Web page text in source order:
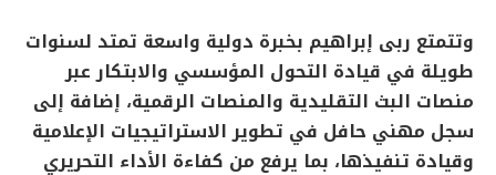
وتتمتع ربى إبراهيم بخبرة دولية واسعة تمتد لسنوات
طويلة في قيادة التحول المؤسسي والابتكار عبر
منصات البث التقليدية والمنصات الرقمية، إضافة إلى
سجل مهني حافل في تطوير الاستراتيجيات الإعلامية
وقيادة تنفيذها، بما يرفع من كفاءة الأداء التحريري